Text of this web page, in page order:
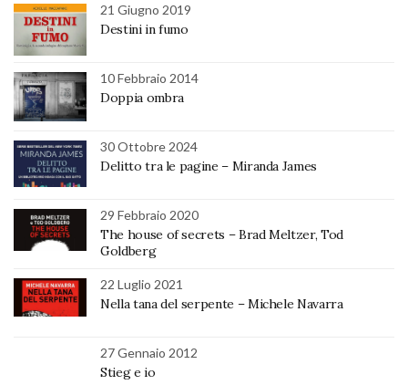
21 Giugno 2019
Destini in fumo
10 Febbraio 2014
Doppia ombra
30 Ottobre 2024
Delitto tra le pagine – Miranda James
29 Febbraio 2020
The house of secrets – Brad Meltzer, Tod
Goldberg
22 Luglio 2021
Nella tana del serpente – Michele Navarra
27 Gennaio 2012
Stieg e io